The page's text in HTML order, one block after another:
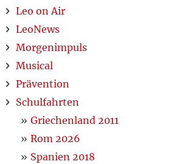
Leo on Air
LeoNews
Morgenimpuls
Musical
Prävention
Schulfahrten
Griechenland 2011
Rom 2026
Spanien 2018